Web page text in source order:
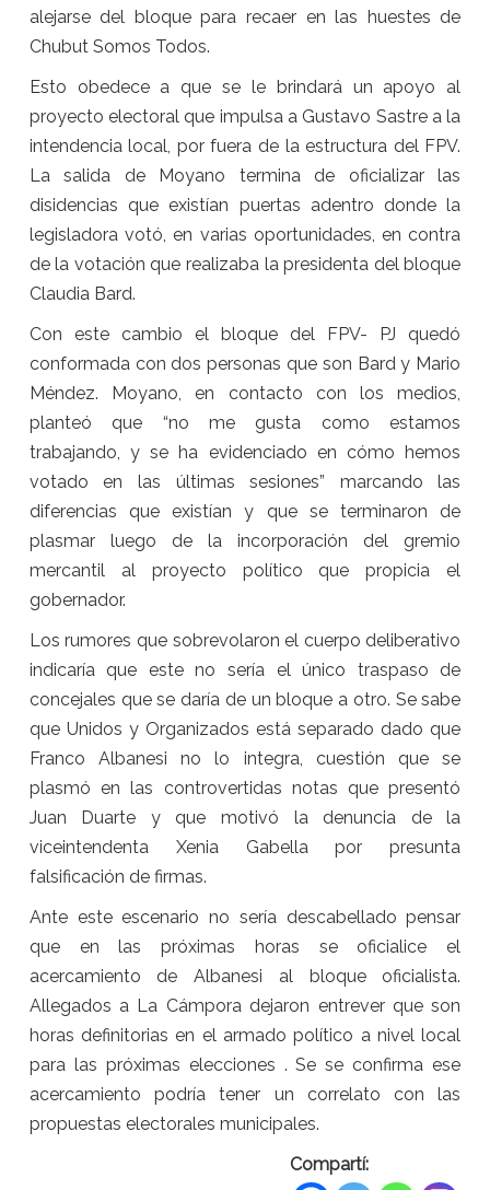
alejarse del bloque para recaer en las huestes de
Chubut Somos Todos.
Esto obedece a que se le brindará un apoyo al
proyecto electoral que impulsa a Gustavo Sastre a la
intendencia local, por fuera de la estructura del FPV.
La salida de Moyano termina de oficializar las
disidencias que existían puertas adentro donde la
legisladora votó, en varias oportunidades, en contra
de la votación que realizaba la presidenta del bloque
Claudia Bard.
Con este cambio el bloque del FPV- PJ quedó
conformada con dos personas que son Bard y Mario
Méndez. Moyano, en contacto con los medios,
planteó que “no me gusta como estamos
trabajando, y se ha evidenciado en cómo hemos
votado en las últimas sesiones” marcando las
diferencias que existían y que se terminaron de
plasmar luego de la incorporación del gremio
mercantil al proyecto político que propicia el
gobernador.
Los rumores que sobrevolaron el cuerpo deliberativo
indicaría que este no sería el único traspaso de
concejales que se daría de un bloque a otro. Se sabe
que Unidos y Organizados está separado dado que
Franco Albanesi no lo integra, cuestión que se
plasmó en las controvertidas notas que presentó
Juan Duarte y que motivó la denuncia de la
viceintendenta Xenia Gabella por presunta
falsificación de firmas.
Ante este escenario no sería descabellado pensar
que en las próximas horas se oficialice el
acercamiento de Albanesi al bloque oficialista.
Allegados a La Cámpora dejaron entrever que son
horas definitorias en el armado político a nivel local
para las próximas elecciones . Se se confirma ese
acercamiento podría tener un correlato con las
propuestas electorales municipales.
Compartí: